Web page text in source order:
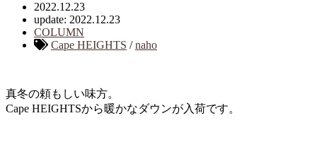
2022.12.23
update: 2022.12.23
COLUMN
Cape HEIGHTS /naho
真冬の頼もしい味方。
Cape HEIGHTSから暖かなダウンが入荷です。